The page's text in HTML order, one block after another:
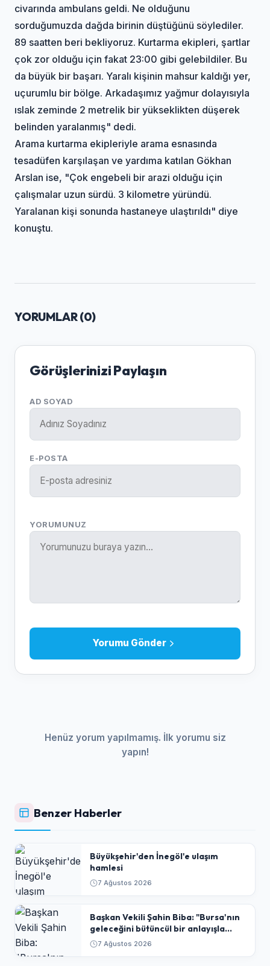
civarında ambulans geldi. Ne olduğunu
sorduğumuzda dağda birinin düştüğünü söylediler.
89 saatten beri bekliyoruz. Kurtarma ekipleri, şartlar
çok zor olduğu için fakat 23:00 gibi gelebildiler. Bu
da büyük bir başarı. Yaralı kişinin mahsur kaldığı yer,
uçurumlu bir bölge. Arkadaşımız yağmur dolayısıyla
ıslak zeminde 2 metrelik bir yükseklikten düşerek
belinden yaralanmış" dedi.
Arama kurtarma ekipleriyle arama esnasında
tesadüfen karşılaşan ve yardıma katılan Gökhan
Arslan ise, "Çok engebeli bir arazi olduğu için
çalışmalar uzun sürdü. 3 kilometre yüründü.
Yaralanan kişi sonunda hastaneye ulaştırıldı" diye
konuştu.
YORUMLAR (0)
Görüşlerinizi Paylaşın
AD SOYAD
E-POSTA
YORUMUNUZ
Yorumu Gönder
Henüz yorum yapılmamış. İlk yorumu siz
yapın!
Benzer Haberler
Büyükşehir'den İnegöl'e ulaşım
hamlesi
7 Ağustos 2026
Başkan Vekili Şahin Biba: "Bursa'nın
geleceğini bütüncül bir anlayışla
planlıyoruz"
7 Ağustos 2026